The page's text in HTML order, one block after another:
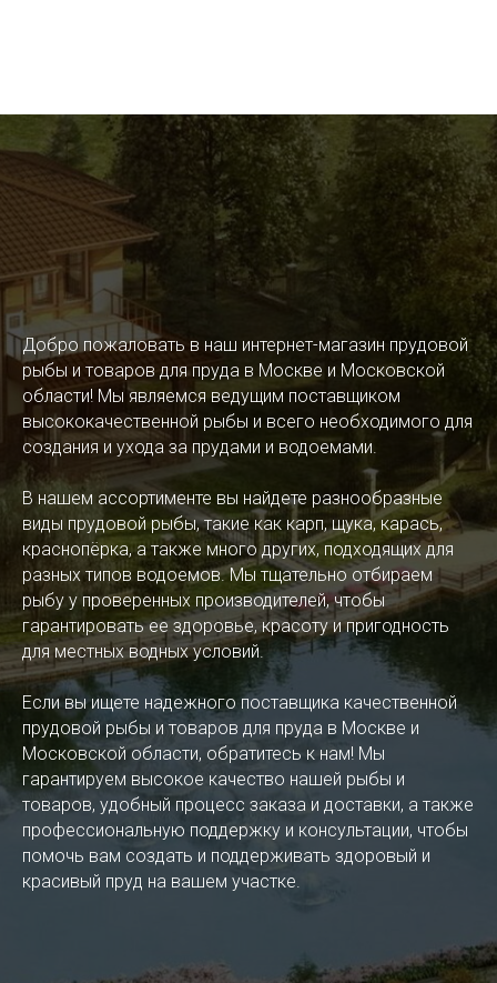
Добро пожаловать в наш интернет-магазин прудовой
рыбы и товаров для пруда в Москве и Московской
области! Мы являемся ведущим поставщиком
высококачественной рыбы и всего необходимого для
создания и ухода за прудами и водоемами.
В нашем ассортименте вы найдете разнообразные
виды прудовой рыбы, такие как карп, щука, карась,
краснопёрка, а также много других, подходящих для
разных типов водоемов. Мы тщательно отбираем
рыбу у проверенных производителей, чтобы
гарантировать ее здоровье, красоту и пригодность
для местных водных условий.
Если вы ищете надежного поставщика качественной
прудовой рыбы и товаров для пруда в Москве и
Московской области, обратитесь к нам! Мы
гарантируем высокое качество нашей рыбы и
товаров, удобный процесс заказа и доставки, а также
профессиональную поддержку и консультации, чтобы
помочь вам создать и поддерживать здоровый и
красивый пруд на вашем участке.